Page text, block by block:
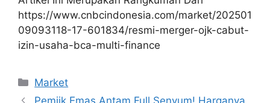
https://www.cnbcindonesia.com/market/202501
09093118-17-601834/resmi-merger-ojk-cabut-
izin-usaha-bca-multi-finance
Kategori
Market
Pemiik Emas Antam Full Senyum! Harganya